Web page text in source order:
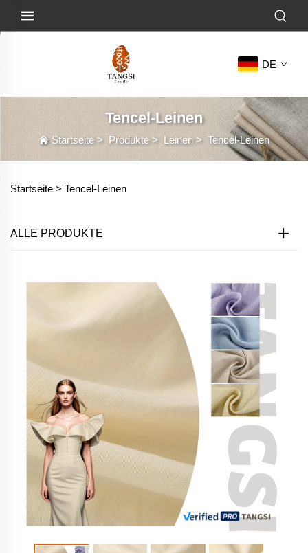
DE
Tencel-Leinen
Startseite> Produkte> Leinen> Tencel-Leinen
Startseite > Tencel-Leinen
ALLE PRODUKTE